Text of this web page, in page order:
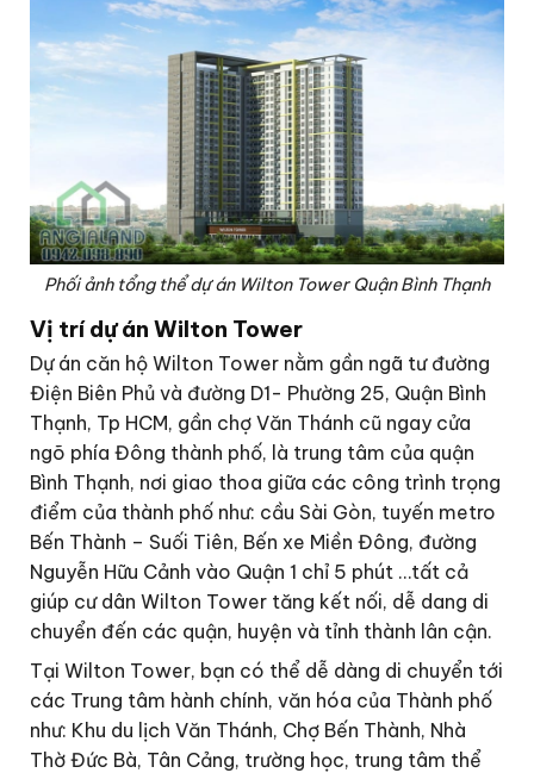
Phối ảnh tổng thể dự án Wilton Tower Quận Bình Thạnh
Vị trí dự án Wilton Tower
Dự án căn hộ Wilton Tower nằm gần ngã tư đường
Điện Biên Phủ và đường D1- Phường 25, Quận Bình
Thạnh, Tp HCM, gần chợ Văn Thánh cũ ngay cửa
ngõ phía Đông thành phố, là trung tâm của quận
Bình Thạnh, nơi giao thoa giữa các công trình trọng
điểm của thành phố như: cầu Sài Gòn, tuyến metro
Bến Thành – Suối Tiên, Bến xe Miền Đông, đường
Nguyễn Hữu Cảnh vào Quận 1 chỉ 5 phút …tất cả
giúp cư dân Wilton Tower tăng kết nối, dễ dang di
chuyển đến các quận, huyện và tỉnh thành lân cận.
Tại Wilton Tower, bạn có thể dễ dàng di chuyển tới
các Trung tâm hành chính, văn hóa của Thành phố
như: Khu du lịch Văn Thánh, Chợ Bến Thành, Nhà
Thờ Đức Bà, Tân Cảng, trường học, trung tâm thể